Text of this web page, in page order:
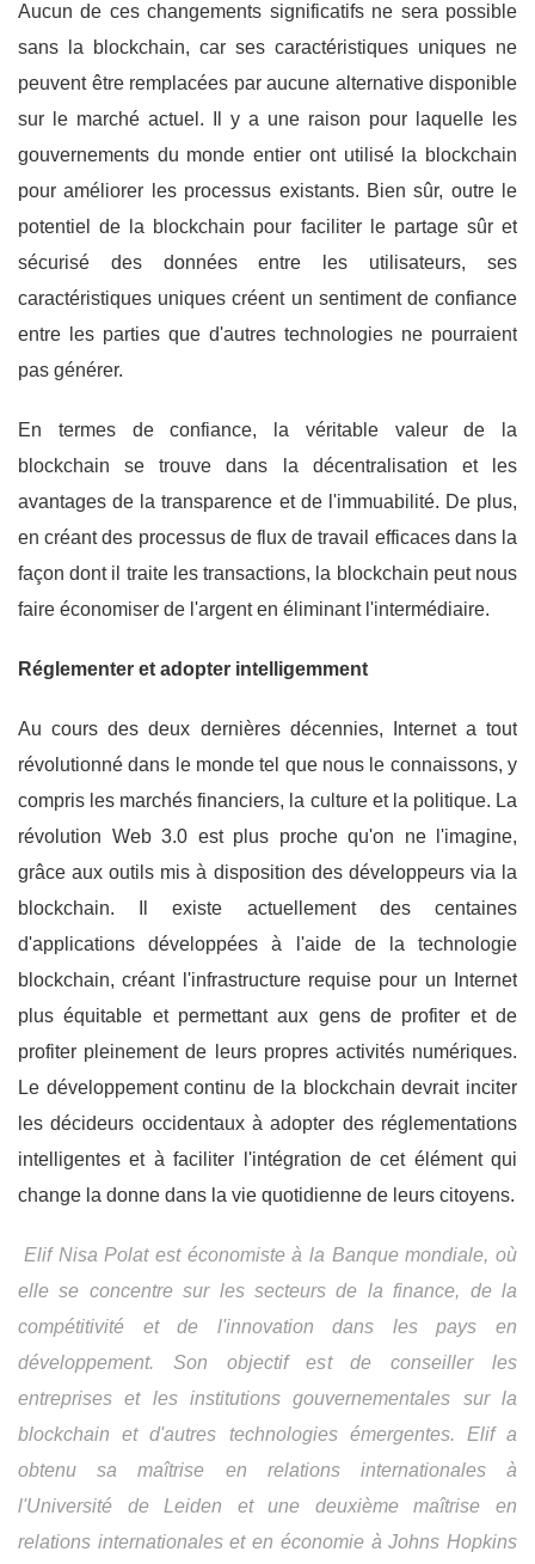
Aucun de ces changements significatifs ne sera possible
sans la blockchain, car ses caractéristiques uniques ne
peuvent être remplacées par aucune alternative disponible
sur le marché actuel. Il y a une raison pour laquelle les
gouvernements du monde entier ont utilisé la blockchain
pour améliorer les processus existants. Bien sûr, outre le
potentiel de la blockchain pour faciliter le partage sûr et
sécurisé des données entre les utilisateurs, ses
caractéristiques uniques créent un sentiment de confiance
entre les parties que d'autres technologies ne pourraient
pas générer.
En termes de confiance, la véritable valeur de la
blockchain se trouve dans la décentralisation et les
avantages de la transparence et de l'immuabilité. De plus,
en créant des processus de flux de travail efficaces dans la
façon dont il traite les transactions, la blockchain peut nous
faire économiser de l'argent en éliminant l'intermédiaire.
Réglementer et adopter intelligemment
Au cours des deux dernières décennies, Internet a tout
révolutionné dans le monde tel que nous le connaissons, y
compris les marchés financiers, la culture et la politique. La
révolution Web 3.0 est plus proche qu'on ne l'imagine,
grâce aux outils mis à disposition des développeurs via la
blockchain. Il existe actuellement des centaines
d'applications développées à l'aide de la technologie
blockchain, créant l'infrastructure requise pour un Internet
plus équitable et permettant aux gens de profiter et de
profiter pleinement de leurs propres activités numériques.
Le développement continu de la blockchain devrait inciter
les décideurs occidentaux à adopter des réglementations
intelligentes et à faciliter l'intégration de cet élément qui
change la donne dans la vie quotidienne de leurs citoyens.
Elif Nisa Polat est économiste à la Banque mondiale, où
elle se concentre sur les secteurs de la finance, de la
compétitivité et de l'innovation dans les pays en
développement. Son objectif est de conseiller les
entreprises et les institutions gouvernementales sur la
blockchain et d'autres technologies émergentes. Elif a
obtenu sa maîtrise en relations internationales à
l'Université de Leiden et une deuxième maîtrise en
relations internationales et en économie à Johns Hopkins